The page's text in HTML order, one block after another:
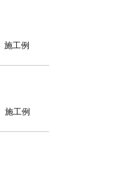
工例
工例